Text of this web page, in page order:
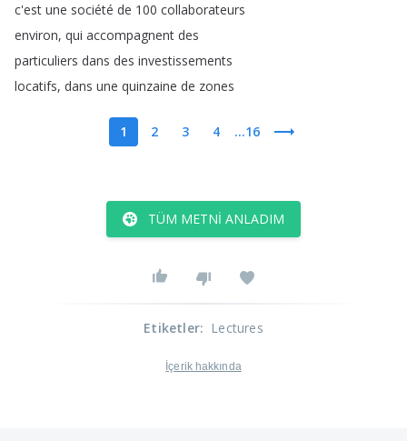
c'est une société de 100 collaborateurs
environ, qui accompagnent des
particuliers dans des investissements
locatifs, dans une quinzaine de zones
1 2 3 4 ...16
TÜM METNI ANLADIM
Etiketler: Lectures
İçerik hakkında